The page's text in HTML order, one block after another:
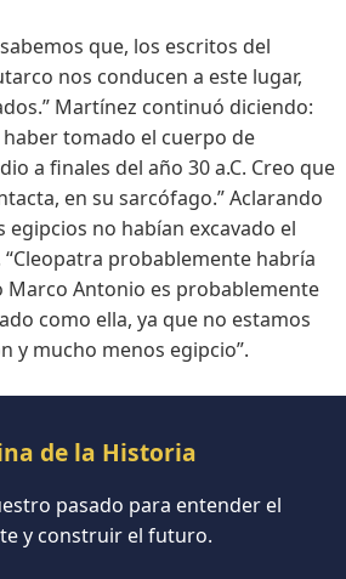
que, los escritos del
nos conducen a este lugar,
Martínez continuó diciendo:
tomado el cuerpo de
a finales del año 30 a.C. Creo que
en su sarcófago.” Aclarando
egipcios no habían excavado el
probablemente habría
Antonio es probablemente
como ella, ya que no estamos
y mucho menos egipcio”.
de la Historia
pasado para entender el
y construir el futuro.